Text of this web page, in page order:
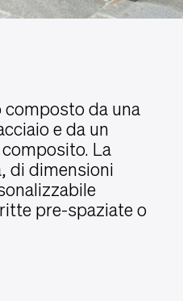
da una
e da un
La
di dimensioni
pre-spaziate o